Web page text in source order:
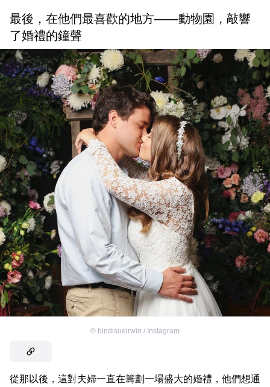
最後，在他們最喜歡的地方——動物園，敲響
了婚禮的鐘聲
© bindisueirwin / Instagram
從那以後，這對夫婦一直在籌劃一場盛大的婚禮，他們想通